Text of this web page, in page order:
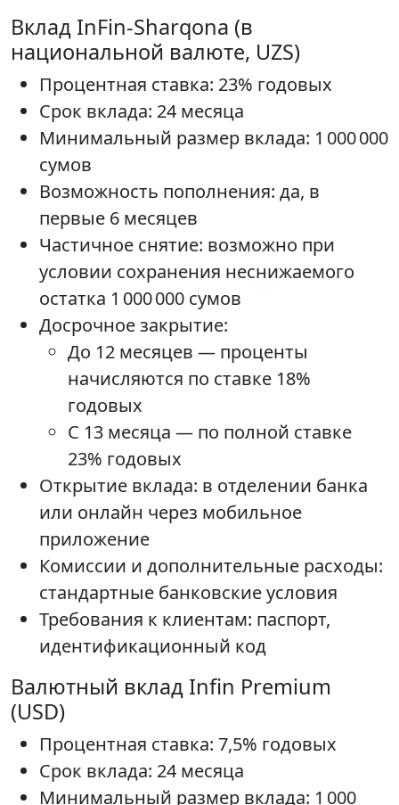
Вклад InFin-Sharqona (в
национальной валюте, UZS)
Процентная ставка: 23% годовых
Срок вклада: 24 месяца
Минимальный размер вклада: 1 000 000
сумов
Возможность пополнения: да, в
первые 6 месяцев
Частичное снятие: возможно при
условии сохранения неснижаемого
остатка 1 000 000 сумов
Досрочное закрытие:
До 12 месяцев — проценты
начисляются по ставке 18%
годовых
С 13 месяца — по полной ставке
23% годовых
Открытие вклада: в отделении банка
или онлайн через мобильное
приложение
Комиссии и дополнительные расходы:
стандартные банковские условия
Требования к клиентам: паспорт,
идентификационный код
Валютный вклад Infin Premium
(USD)
Процентная ставка: 7,5% годовых
Срок вклада: 24 месяца
Минимальный размер вклада: 1 000